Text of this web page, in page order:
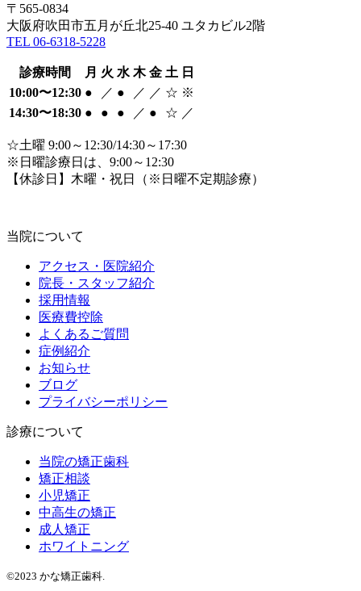
〒565-0834
大阪府吹田市五月が丘北25-40 ユタカビル2階
TEL 06-6318-5228
診療時間 月 火 水 木 金 土 日
10:00〜12:30 ● ／ ● ／ ／ ☆ ※
14:30〜18:30 ● ● ● ／ ● ☆ ／
☆土曜 9:00～12:30/14:30～17:30
※日曜診療日は、9:00～12:30
【休診日】木曜・祝日
（※日曜不定期診療）
当院について
アクセス・医院紹介
院長・スタッフ紹介
採用情報
医療費控除
よくあるご質問
症例紹介
お知らせ
ブログ
プライバシーポリシー
診療について
当院の矯正歯科
矯正相談
小児矯正
中高生の矯正
成人矯正
ホワイトニング
©2023 かな矯正歯科.